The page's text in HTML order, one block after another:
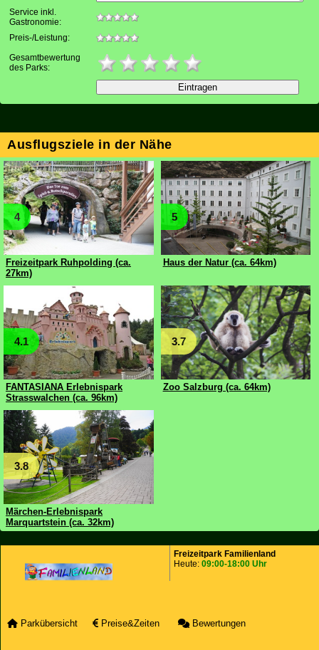
Service inkl.
Gastronomie:
Preis-/Leistung:
Gesamtbewertung
des Parks:
Ausflugsziele in der Nähe
4
Freizeitpark Ruhpolding (ca.
27km)
5
Haus der Natur (ca. 64km)
4.1
FANTASIANA Erlebnispark
Strasswalchen (ca. 96km)
3.7
Zoo Salzburg (ca. 64km)
3.8
Märchen-Erlebnispark
Marquartstein (ca. 32km)
Freizeitpark Familienland
Heute: 09:00-18:00 Uhr
Parkübersicht Preise&Zeiten Bewertungen